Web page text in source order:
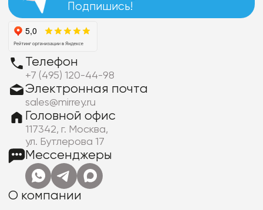
Подпишись!
Телефон
+7 (495) 120-44-98
Электронная почта
sales@mirrey.ru
Головной офис
117342, г. Москва,
ул. Бутлерова 17
Мессенджеры
О компании